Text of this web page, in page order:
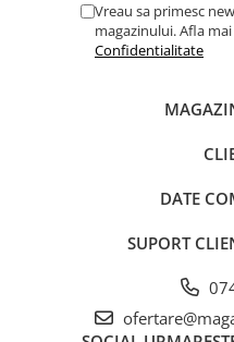
Vreau sa primesc
magazinului. Afla
Confidentialitate
DATE
SUPORT